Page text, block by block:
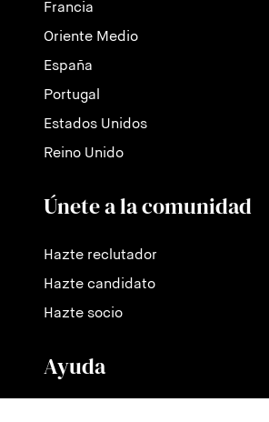
Francia
Oriente Medio
España
Portugal
Estados Unidos
Reino Unido
Únete a la comunidad
Hazte reclutador
Hazte candidato
Hazte socio
Ayuda